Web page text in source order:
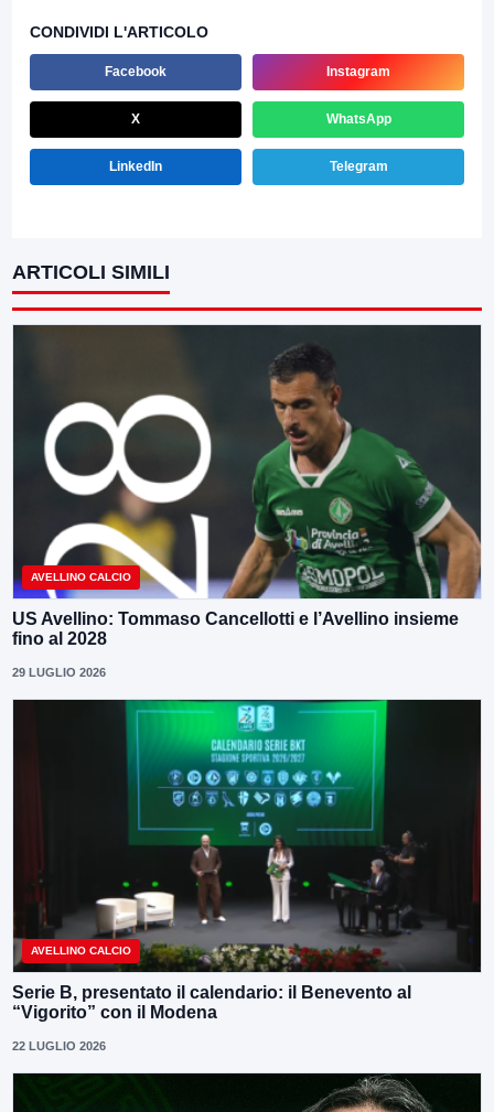
CONDIVIDI L'ARTICOLO
Facebook Instagram
X WhatsApp
LinkedIn Telegram
ARTICOLI SIMILI
AVELLINO CALCIO
US Avellino: Tommaso Cancellotti e l’Avellino insieme
fino al 2028
29 LUGLIO 2026
AVELLINO CALCIO
Serie B, presentato il calendario: il Benevento al
“Vigorito” con il Modena
22 LUGLIO 2026